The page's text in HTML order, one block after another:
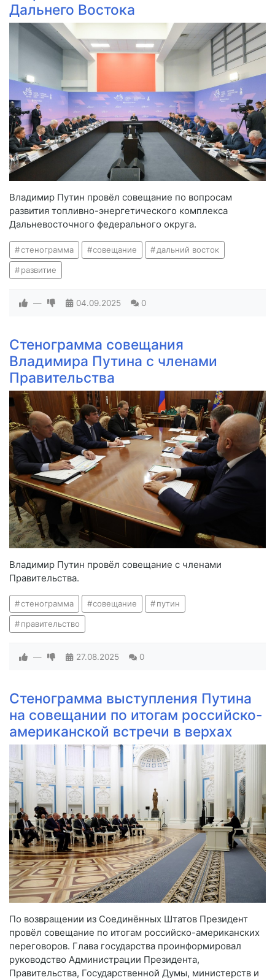
Дальнего Востока
Владимир Путин провёл совещание по вопросам
развития топливно-энергетического комплекса
Дальневосточного федерального округа.
стенограмма совещание дальний восток
развитие
— 04.09.2025 0
Стенограмма совещания
Владимира Путина с членами
Правительства
Владимир Путин провёл совещание с членами
Правительства.
стенограмма совещание путин
правительство
— 27.08.2025 0
Стенограмма выступления Путина
на совещании по итогам российско-
американской встречи в верхах
По возвращении из Соединённых Штатов Президент
провёл совещание по итогам российско-американских
переговоров. Глава государства проинформировал
руководство Администрации Президента,
Правительства, Государственной Думы, министерств и